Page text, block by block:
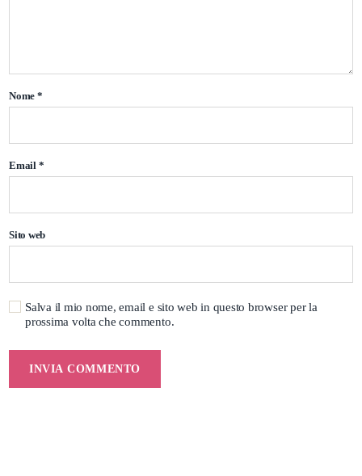
Nome *
Email *
Sito web
Salva il mio nome, email e sito web in questo browser per la
prossima volta che commento.